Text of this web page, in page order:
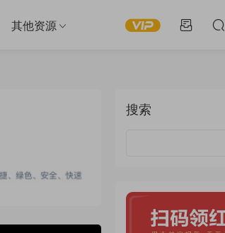
其他资源
搜索